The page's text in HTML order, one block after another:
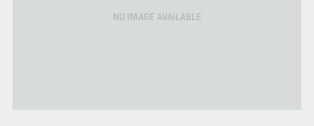
NO IMAGE AVAILABLE